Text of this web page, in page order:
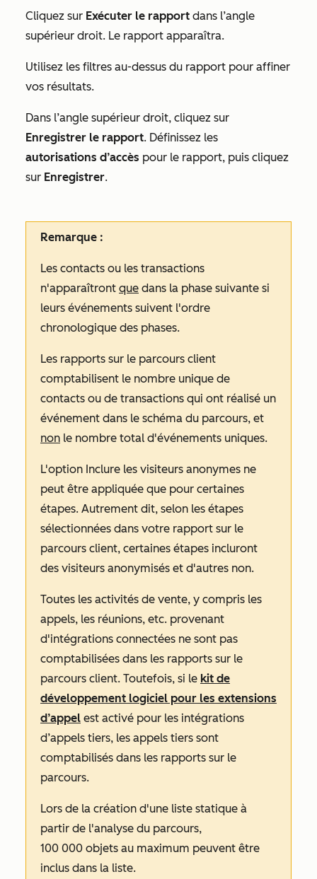
Cliquez sur Exécuter le rapport dans l’angle
supérieur droit. Le rapport apparaîtra.
Utilisez les filtres au-dessus du rapport pour affiner
vos résultats.
Dans l’angle supérieur droit, cliquez sur
Enregistrer le rapport. Définissez les
autorisations d’accès pour le rapport, puis cliquez
sur Enregistrer.
Remarque :
Les contacts ou les transactions
n'apparaîtront que dans la phase suivante si
leurs événements suivent l'ordre
chronologique des phases.
Les rapports sur le parcours client
comptabilisent le nombre unique de
contacts ou de transactions qui ont réalisé un
événement dans le schéma du parcours, et
non le nombre total d'événements uniques.
L'option Inclure les visiteurs anonymes ne
peut être appliquée que pour certaines
étapes. Autrement dit, selon les étapes
sélectionnées dans votre rapport sur le
parcours client, certaines étapes incluront
des visiteurs anonymisés et d'autres non.
Toutes les activités de vente, y compris les
appels, les réunions, etc. provenant
d'intégrations connectées ne sont pas
comptabilisées dans les rapports sur le
parcours client. Toutefois, si le kit de
développement logiciel pour les extensions
d’appel est activé pour les intégrations
d’appels tiers, les appels tiers sont
comptabilisés dans les rapports sur le
parcours.
Lors de la création d'une liste statique à
partir de l'analyse du parcours,
100 000 objets au maximum peuvent être
inclus dans la liste.